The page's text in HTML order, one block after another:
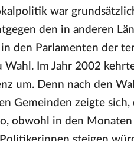
war
den in anderen
den Parlamenten der
Wahl. Im Jahr 2002
um. Denn nach den
Gemeinden zeigte
obwohl in den